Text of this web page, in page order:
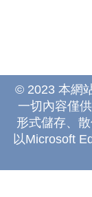
© 2023 本網
一切內容僅
形式儲存、
以Microsoft